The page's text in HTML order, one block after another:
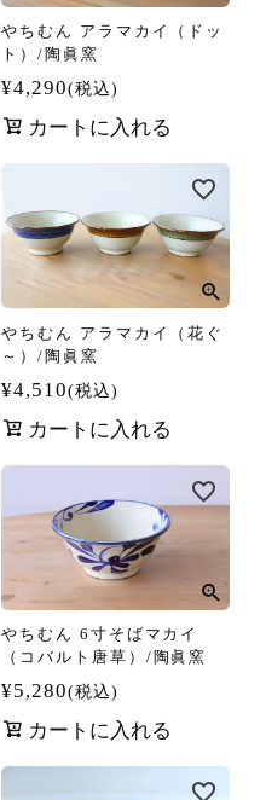
やちむん アラマカイ（ドッ
ト）/陶眞窯
¥4,290 税込
カートに入れる
やちむん アラマカイ（花ぐ
～）/陶眞窯
¥4,510 税込
カートに入れる
やちむん 6寸そばマカイ
（コバルト唐草）/陶眞窯
¥5,280 税込
カートに入れる